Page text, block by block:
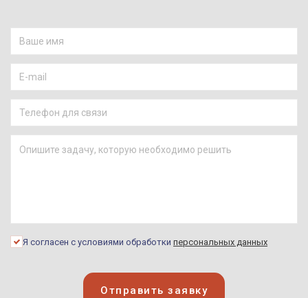
Я согласен с условиями обработки персональных данных
Отправить заявку